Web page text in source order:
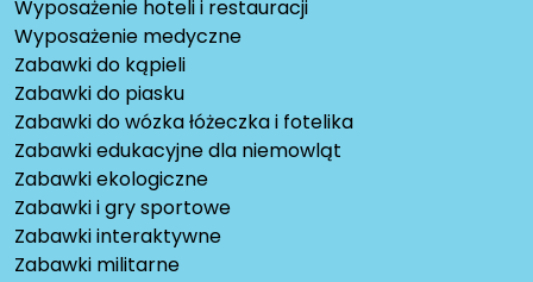
Wyposażenie hoteli i restauracji
Wyposażenie medyczne
Zabawki do kąpieli
Zabawki do piasku
Zabawki do wózka łóżeczka i fotelika
Zabawki edukacyjne dla niemowląt
Zabawki ekologiczne
Zabawki i gry sportowe
Zabawki interaktywne
Zabawki militarne